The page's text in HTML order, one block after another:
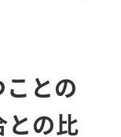
との
との比